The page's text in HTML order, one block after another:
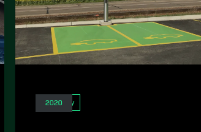
E-Mobility
2020